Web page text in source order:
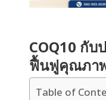
COQ10 กั
ฟื้นฟูคุณภา
Table of